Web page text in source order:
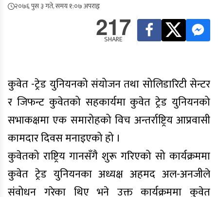
२०७६ पुस ३ गते, समय १:०७ अपराह्न
217
SHARE
कुवेत -ट्रेड युनियनको संयोजन तथा सोलिडारिटी सेन्टर
र जिफन्ट कुवेतको सहकार्यमा कुवेत ट्रेड युनियनको
सभाकक्षमा एक समारोहको विच अन्तर्राष्ट्रिय आप्रवासी
कामदार दिवस मनाइएको हो ।
कुवेतको राष्ट्रिय गानसँगै शुरू गरिएको सो कार्यक्रममा
कुवेत ट्रेड युनियनका अध्यक्ष अहमद अल-अनजीले
संवोधन गरेका थिए भने उक्त कार्यक्रममा कुवेत